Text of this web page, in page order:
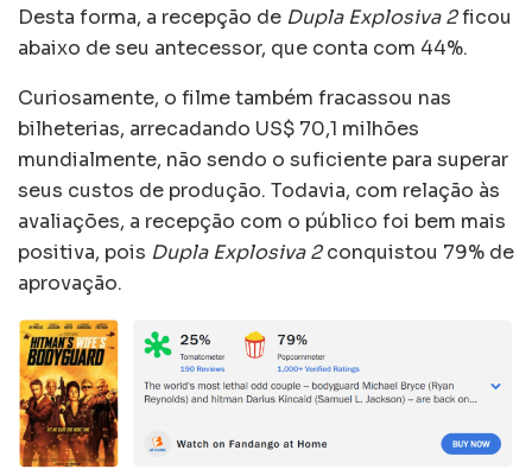
Desta forma, a recepção de Dupla Explosiva 2ficou
abaixo de seu antecessor, que conta com 44%.
Curiosamente, o filme também fracassou nas
bilheterias, arrecadando US$ 70,1 milhões
mundialmente, não sendo o suficiente para superar
seus custos de produção. Todavia, com relação às
avaliações, a recepção com o público foi bem mais
positiva, pois Dupla Explosiva 2conquistou 79% de
aprovação.